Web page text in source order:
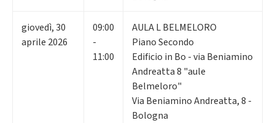
giovedì,30
aprile 2026
09:00
-
11:00
AULA L BELMELORO
Piano Secondo
Edificio in Bo - via Beniamino
Andreatta 8 "aule
Belmeloro"
Via Beniamino Andreatta, 8 -
Bologna